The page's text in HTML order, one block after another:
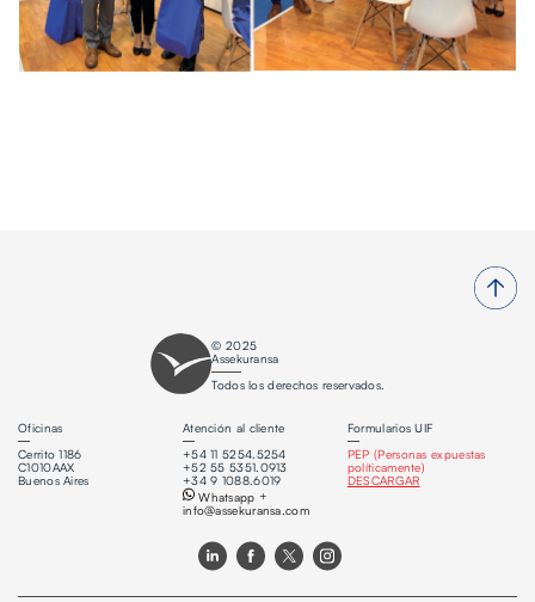
© 2025
Assekuransa
Todos los derechos reservados.
Oficinas
Cerrito 1186
C1010AAX
Buenos Aires
Atención al cliente
+54 11 5254.5254
+52 55 5351.0913
+34 9 1088.6019
Whatsapp +
info@assekuransa.com
Formularios UIF
PEP (Personas expuestas
políticamente)
DESCARGAR